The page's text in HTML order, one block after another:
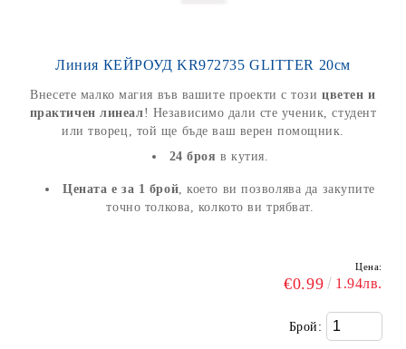
Линия КЕЙРОУД KR972735 GLITTER 20см
Внесете малко магия във вашите проекти с тозицветен и
практичен линеал! Независимо дали сте ученик, студент
или творец, той ще бъде ваш верен помощник.
24 броя в кутия.
Цената е за 1 брой, което ви позволява да закупите
точно толкова, колкото ви трябват.
Цена:
€0.99 1.94лв.
Брой: